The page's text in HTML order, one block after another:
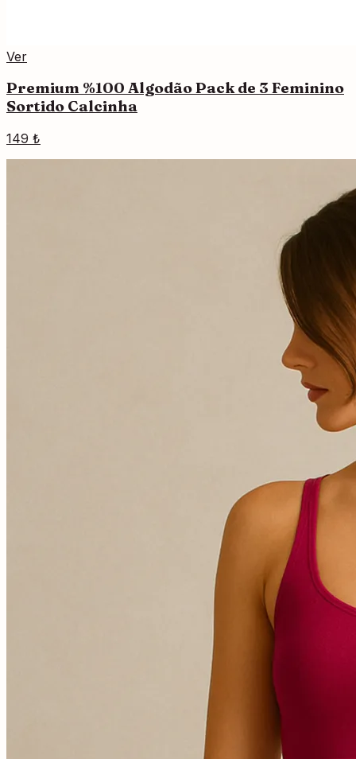
Ver
Premium %100 Algodão Pack de 3 Feminino
Sortido Calcinha
149 ₺